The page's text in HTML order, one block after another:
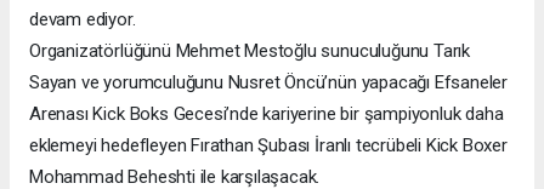
devam ediyor.
Organizatörlüğünü Mehmet Mestoğlu sunuculuğunu Tarık
Sayan ve yorumculuğunu Nusret Öncü’nün yapacağı Efsaneler
Arenası Kick Boks Gecesi’nde kariyerine bir şampiyonluk daha
eklemeyi hedefleyen Fırathan Şubası İranlı tecrübeli Kick Boxer
Mohammad Beheshti ile karşılaşacak.